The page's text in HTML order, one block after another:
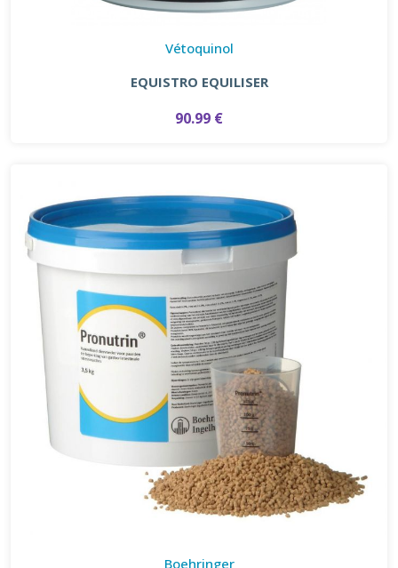
Vétoquinol
EQUISTRO EQUILISER
90.99 €
Boehringer